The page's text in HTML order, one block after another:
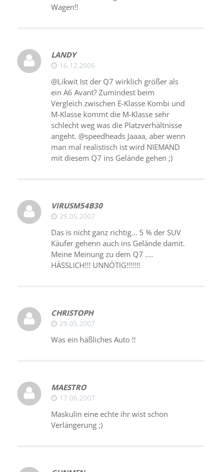
Wagen!!
LANDY
16.12.2006
@Likwit Ist der Q7 wirklich größer als
ein A6 Avant? Zumindest beim
Vergleich zwischen E-Klasse Kombi und
M-Klasse kommt die M-Klasse sehr
schlecht weg was die Platzverhältnisse
angeht. @speedheads Jaaaa, aber wenn
man mal realistisch ist wird NIEMAND
mit diesem Q7 ins Gelände gehen ;)
VIRUSM54B30
29.05.2007
Das is nicht ganz richtig... 5 % der SUV
Käufer gehenn auch ins Gelände damit.
Meine Meinung zu dem Q7 ....
HÄSSLICH!!! UNNÖTIG!!!!!!!
CHRISTOPH
29.05.2007
Was ein häßliches Auto !!
MAESTRO
17.06.2007
Maskulin eine echte ihr wist schon
Verlängerung ;)